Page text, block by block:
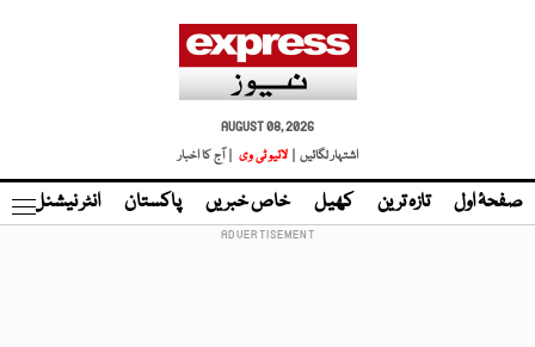
AUGUST 08, 2026
اشتہار لگائیں |
لائیو ٹی وی | آج کا اخبار
صفحۂ اول تازہ ترین کھیل خاص خبریں پاکستان انٹر نیشنل